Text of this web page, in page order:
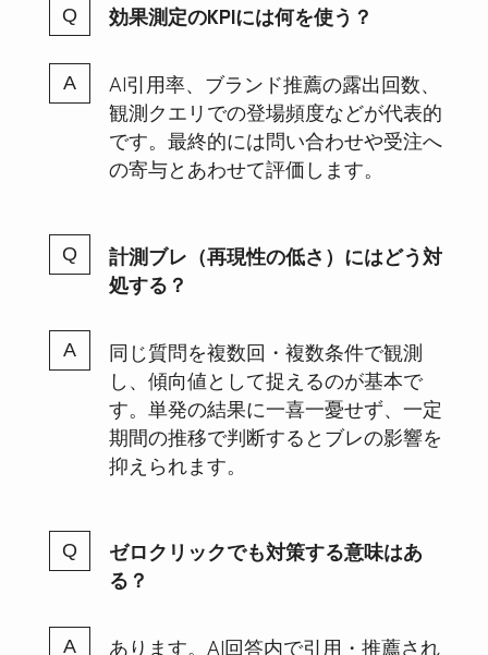
効果測定のKPIには何を使う？
AI引用率、ブランド推薦の露出回数、
観測クエリでの登場頻度などが代表的
です。最終的には問い合わせや受注へ
の寄与とあわせて評価します。
計測ブレ（再現性の低さ）にはどう対
処する？
同じ質問を複数回・複数条件で観測
し、傾向値として捉えるのが基本で
す。単発の結果に一喜一憂せず、一定
期間の推移で判断するとブレの影響を
抑えられます。
ゼロクリックでも対策する意味はあ
る？
あります。AI回答内で引用・推薦され